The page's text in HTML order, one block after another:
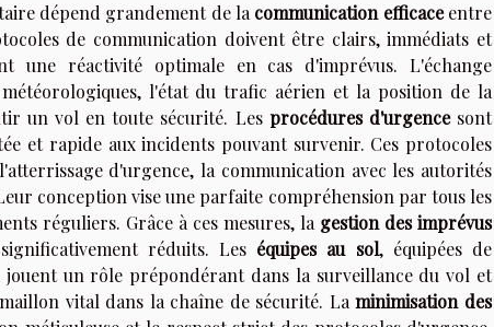
dépend grandement de lacommunication efficaceentre
de communication doivent être clairs, immédiats et
une réactivité optimale en cas d'imprévus. L'échange
l'état du trafic aérien et la position de la
un vol en toute sécurité. Les procédures d'urgencesont
et rapide aux incidents pouvant survenir. Ces protocoles
d'urgence, la communication avec les autorités
conception vise une parfaite compréhension par tous les
réguliers. Grâce à ces mesures, la gestion des imprévus
réduits. Les équipes au sol, équipées de
un rôle prépondérant dans la surveillance du vol et
vital dans la chaîne de sécurité. Laminimisation des